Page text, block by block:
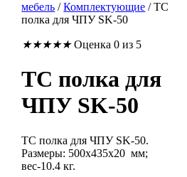
мебель /Комплектующие /TC
полка для ЧПУ SK-50
★★★★★ Оценка 0 из 5
TC полка для
ЧПУ SK-50
TC полка для ЧПУ SK-50.
Размеры: 500x435x20 мм;
вес-10.4 кг.